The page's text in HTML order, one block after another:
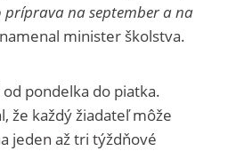
príprava na september a na
minister školstva.
pondelka do piatka.
že každý žiadateľ môže
jeden až tri týždňové